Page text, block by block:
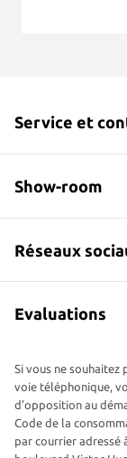
Service et
Show-room
Réseaux
Evaluations
Si vous ne
voie téléphonique,
d’opposition au
Code de la
par courrier adressé